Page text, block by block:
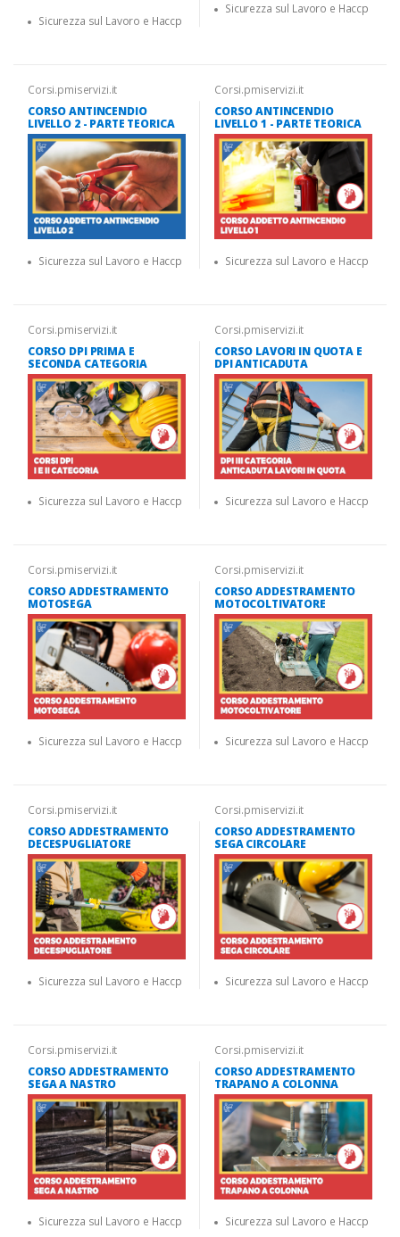
Sicurezza sul Lavoro e Haccp
Sicurezza sul Lavoro e Haccp
Corsi.pmiservizi.it
CORSO ANTINCENDIO
LIVELLO 2 - PARTE TEORICA
Sicurezza sul Lavoro e Haccp
Corsi.pmiservizi.it
CORSO ANTINCENDIO
LIVELLO 1 - PARTE TEORICA
Sicurezza sul Lavoro e Haccp
Corsi.pmiservizi.it
CORSO DPI PRIMA E
SECONDA CATEGORIA
Sicurezza sul Lavoro e Haccp
Corsi.pmiservizi.it
CORSO LAVORI IN QUOTA E
DPI ANTICADUTA
Sicurezza sul Lavoro e Haccp
Corsi.pmiservizi.it
CORSO ADDESTRAMENTO
MOTOSEGA
Sicurezza sul Lavoro e Haccp
Corsi.pmiservizi.it
CORSO ADDESTRAMENTO
MOTOCOLTIVATORE
Sicurezza sul Lavoro e Haccp
Corsi.pmiservizi.it
CORSO ADDESTRAMENTO
DECESPUGLIATORE
Sicurezza sul Lavoro e Haccp
Corsi.pmiservizi.it
CORSO ADDESTRAMENTO
SEGA CIRCOLARE
Sicurezza sul Lavoro e Haccp
Corsi.pmiservizi.it
CORSO ADDESTRAMENTO
SEGA A NASTRO
Sicurezza sul Lavoro e Haccp
Corsi.pmiservizi.it
CORSO ADDESTRAMENTO
TRAPANO A COLONNA
Sicurezza sul Lavoro e Haccp